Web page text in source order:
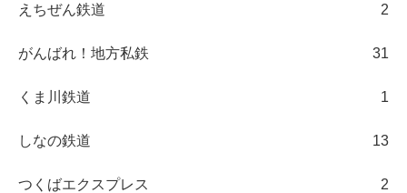
えちぜん鉄道 2
がんばれ！地方私鉄 31
くま川鉄道 1
しなの鉄道 13
つくばエクスプレス 2